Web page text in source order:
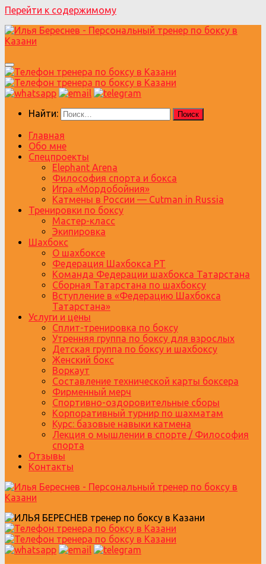
Перейти к содержимому
Найти:
Главная
Обо мне
Спецпроекты
Elephant Arena
Философия спорта и бокса
Игра «Мордобойния»
Катмены в России — Cutman in Russia
Тренировки по боксу
Мастер-класс
Экипировка
Шахбокс
О шахбоксе
Федерация Шахбокса РТ
Команда Федерации шахбокса Татарстана
Сборная Татарстана по шахбоксу
Вступление в «Федерацию Шахбокса
Татарстана»
Услуги и цены
Сплит-тренировка по боксу
Утренняя группа по боксу для взрослых
Детская группа по боксу и шахбоксу
Женский бокс
Воркаут
Составление технической карты боксера
Фирменный мерч
Спортивно-оздоровительные сборы
Корпоративный турнир по шахматам
Курс: базовые навыки катмена
Лекция о мышлении в спорте / Философия
спорта
Отзывы
Контакты